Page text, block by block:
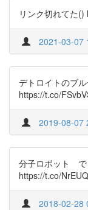
リンク切れてた
2021-03-07
デトロイトのブ
https://t.co/
2019-08-07
分子ロボット で
https://t.co/
2018-02-28